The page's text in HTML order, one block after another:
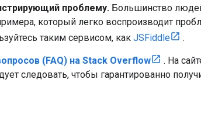
проблему. Большинство
который легко воспроизводит
таким сервисом, как JSFiddle .
(FAQ) на Stack Overflow
. На
следовать, чтобы гарантированно